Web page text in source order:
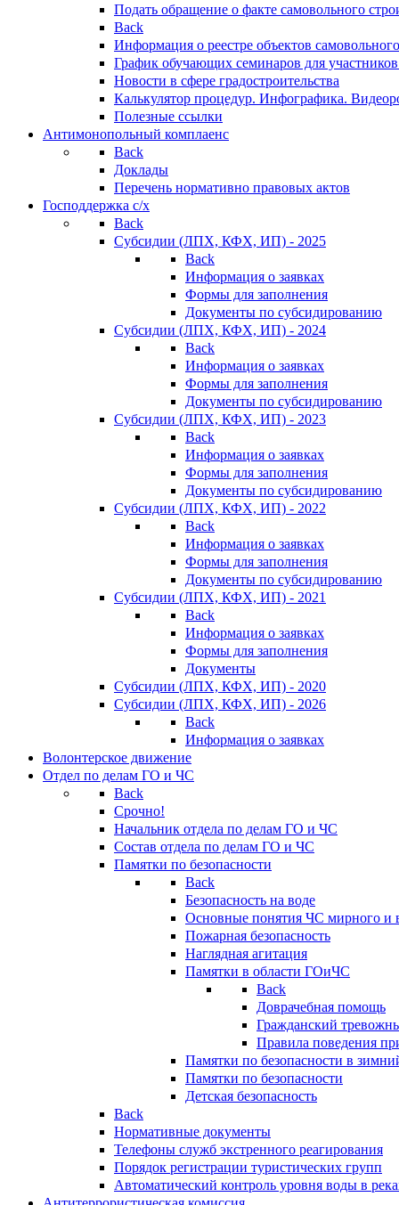
Подать обращение о факте самовольного
Back
Информация о реестре объектов
График обучающих семинаров для участников
Новости в сфере градостроительства
Калькулятор процедур. Инфографика.
Полезные ссылки
Антимонопольный комплаенс
Back
Доклады
Перечень нормативно правовых актов
Господдержка с/х
Back
Субсидии (ЛПХ, КФХ, ИП) - 2025
Back
Информация о заявках
Формы для заполнения
Документы по субсидированию
Субсидии (ЛПХ, КФХ, ИП) - 2024
Back
Информация о заявках
Формы для заполнения
Документы по субсидированию
Субсидии (ЛПХ, КФХ, ИП) - 2023
Back
Информация о заявках
Формы для заполнения
Документы по субсидированию
Субсидии (ЛПХ, КФХ, ИП) - 2022
Back
Информация о заявках
Формы для заполнения
Документы по субсидированию
Субсидии (ЛПХ, КФХ, ИП) - 2021
Back
Информация о заявках
Формы для заполнения
Документы
Субсидии (ЛПХ, КФХ, ИП) - 2020
Субсидии (ЛПХ, КФХ, ИП) - 2026
Back
Информация о заявках
Волонтерское движение
Отдел по делам ГО и ЧС
Back
Срочно!
Начальник отдела по делам ГО и ЧС
Состав отдела по делам ГО и ЧС
Памятки по безопасности
Back
Безопасность на воде
Основные понятия ЧС мирного и
Пожарная безопасность
Наглядная агитация
Памятки в области ГОиЧС
Back
Доврачебная помощь
Гражданский
Правила поведения
Памятки по безопасности в
Памятки по безопасности
Детская безопасность
Back
Нормативные документы
Телефоны служб экстренного реагирования
Порядок регистрации туристических групп
Автоматический контроль уровня воды в